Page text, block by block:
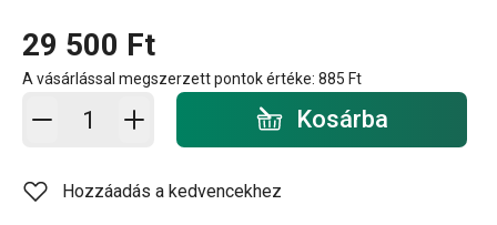
29 500 Ft
A vásárlással megszerzett pontok értéke: 885 Ft
Kosárba - mennyiség Kosárba
Hozzáadás a kedvencekhez